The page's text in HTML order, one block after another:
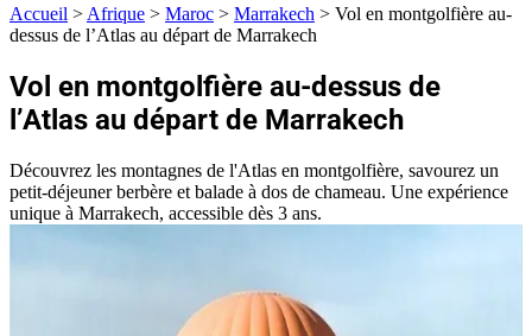
Accueil > Afrique > Maroc > Marrakech > Vol en montgolfière au-
dessus de l’Atlas au départ de Marrakech
Vol en montgolfière au-dessus de
l’Atlas au départ de Marrakech
Découvrez les montagnes de l'Atlas en montgolfière, savourez un
petit-déjeuner berbère et balade à dos de chameau. Une expérience
unique à Marrakech, accessible dès 3 ans.